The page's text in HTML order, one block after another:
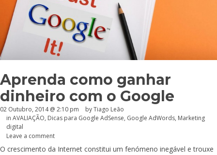
Aprenda como ganhar
dinheiro com o Google
02 Outubro, 2014 @ 2:10 pm
by Tiago Leão
in AVALIAÇÃO, Dicas para Google AdSense, Google AdWords, Marketing
digital
Leave a comment
O crescimento da Internet constitui um fenómeno inegável e trouxe